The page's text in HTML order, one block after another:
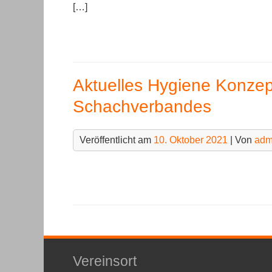
[…]
Aktuelles Hygiene
Schachverbandes
Veröffentlicht am 10. Oktober 2021 | Von
Vereinsort